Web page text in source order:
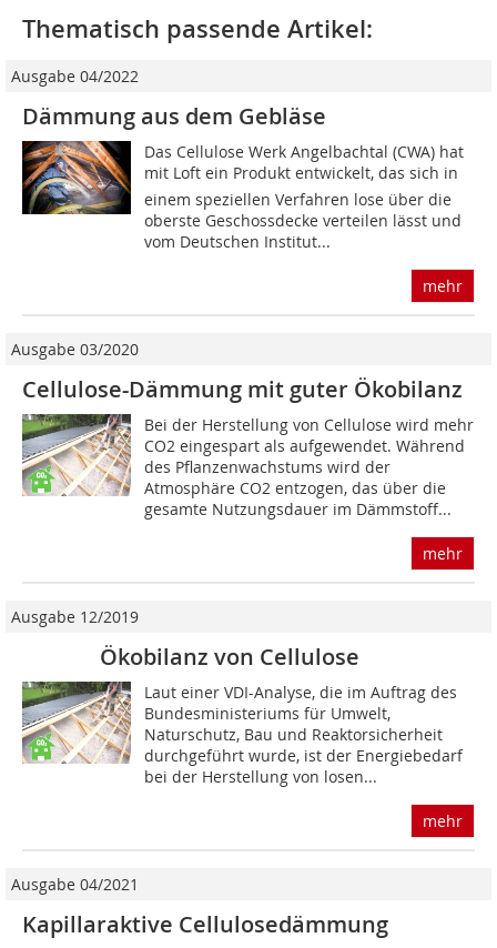
Thematisch passende Artikel:
Ausgabe 04/2022
Dämmung aus dem Gebläse
Das Cellulose Werk Angelbachtal (CWA) hat
mit Loft ein Produkt entwickelt, das sich in
einem speziellen Verfahren lose über die
oberste Geschossdecke verteilen lässt und
vom Deutschen Institut...
mehr
Ausgabe 03/2020
Cellulose-Dämmung mit guter Ökobilanz
Bei der Herstellung von Cellulose wird mehr
CO2 eingespart als aufgewendet. Während
des Pflanzenwachstums wird der
Atmosphäre CO2 entzogen, das über die
gesamte Nutzungsdauer im Dämmstoff...
mehr
Ausgabe 12/2019
Ökobilanz von Cellulose
Laut einer VDI-Analyse, die im Auftrag des
Bundesministeriums für Umwelt,
Naturschutz, Bau und Reaktorsicherheit
durchgeführt wurde, ist der Energiebedarf
bei der Herstellung von losen...
mehr
Ausgabe 04/2021
Kapillaraktive Cellulosedämmung